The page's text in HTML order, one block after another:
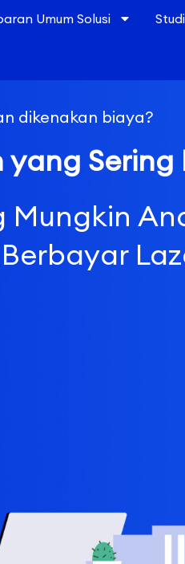
Umum Solusi
dikenakan biaya?
yang Sering
Mungkin